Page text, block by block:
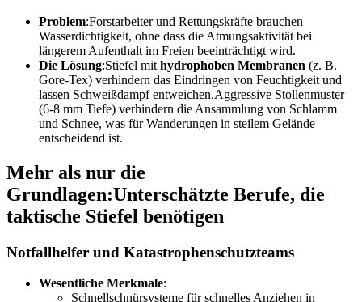
Problem:Forstarbeiter und Rettungskräfte brauchen
Wasserdichtigkeit, ohne dass die Atmungsaktivität bei
längerem Aufenthalt im Freien beeinträchtigt wird.
Die Lösung:Stiefel mit hydrophoben Membranen (z. B.
Gore-Tex) verhindern das Eindringen von Feuchtigkeit und
lassen Schweißdampf entweichen.Aggressive Stollenmuster
(6-8 mm Tiefe) verhindern die Ansammlung von Schlamm
und Schnee, was für Wanderungen in steilem Gelände
entscheidend ist.
Mehr als nur die
Grundlagen:Unterschätzte Berufe, die
taktische Stiefel benötigen
Notfallhelfer und Katastrophenschutzteams
Wesentliche Merkmale:
Schnellschnürsysteme für schnelles Anziehen in